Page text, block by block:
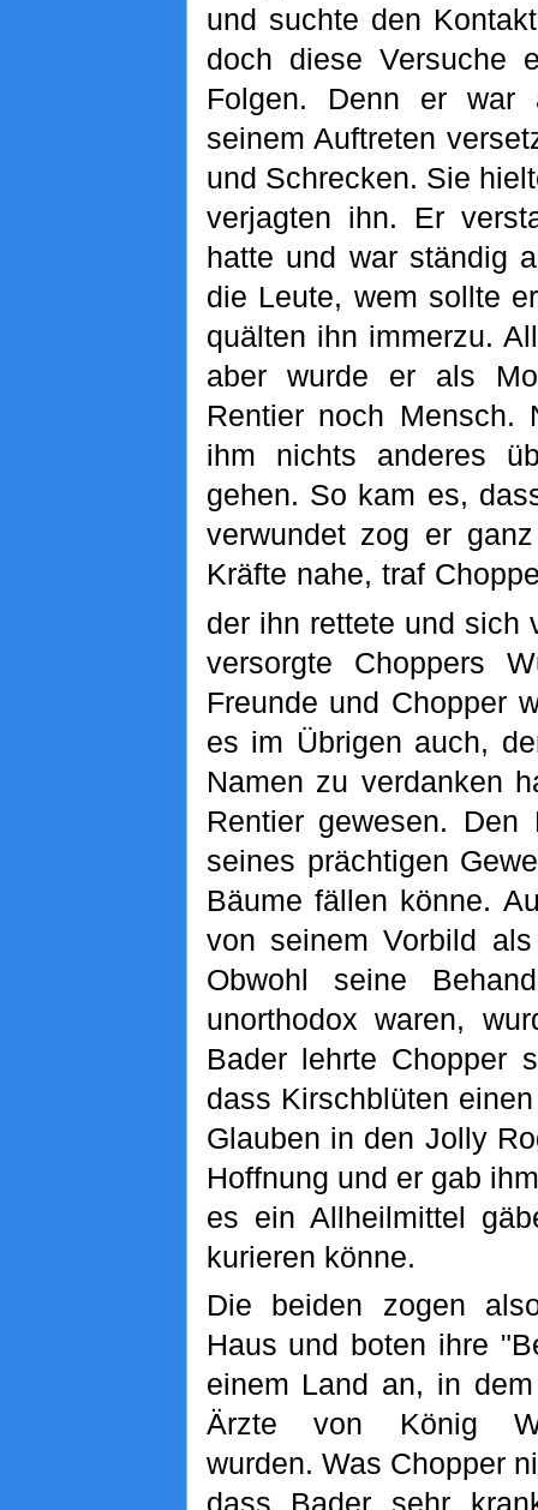
und suchte den
doch diese Versuche
Folgen. Denn er war
seinem Auftreten
und Schrecken. Sie
verjagten ihn. Er
hatte und war ständig
die Leute, wem sollte
quälten ihn immerzu.
aber wurde er als
Rentier noch Mensch.
ihm nichts anderes
gehen. So kam es,
verwundet zog er
Kräfte nahe, traf
der ihn rettete und sich
versorgte Choppers
Freunde und Chopper
es im Übrigen auch,
Namen zu verdanken
Rentier gewesen. Den
seines prächtigen
Bäume fällen könne.
von seinem Vorbild
Obwohl seine
unorthodox waren,
Bader lehrte Chopper
dass Kirschblüten
Glauben in den Jolly
Hoffnung und er gab
es ein Allheilmittel
kurieren könne.
Die beiden zogen
Haus und boten ihre
einem Land an, in
Ärzte von König
wurden. Was Chopper
dass Bader sehr